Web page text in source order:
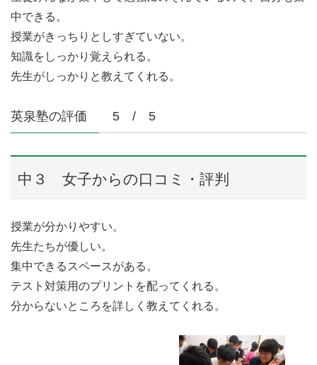
中できる。
授業がきっちりとしすぎていない。
知識をしっかり覚えられる。
先生がしっかりと教えてくれる。
英泉塾の評価 5 / 5
中３ 女子からの口コミ・評判
授業が分かりやすい。
先生たちが優しい。
集中できるスペースがある。
テスト対策用のプリントを配ってくれる。
分からないところを詳しく教えてくれる。